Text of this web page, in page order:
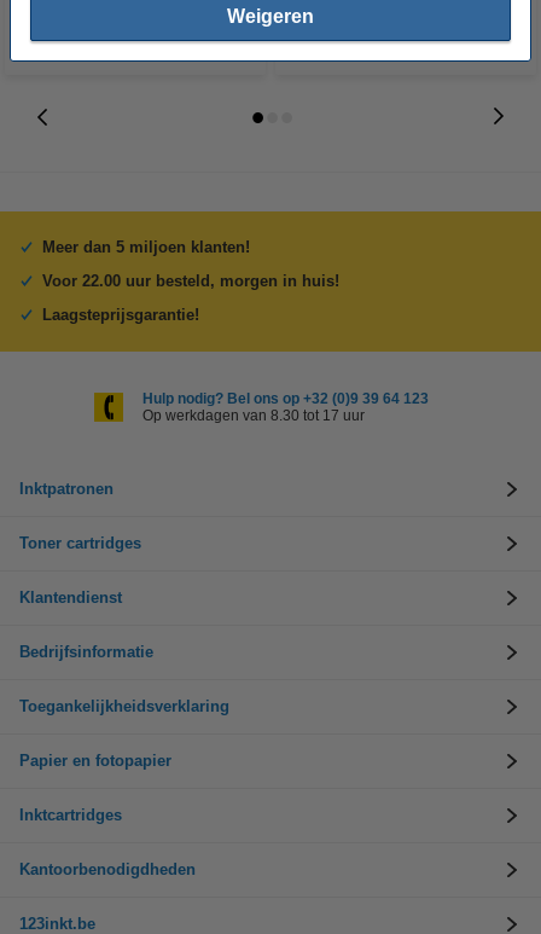
Weigeren
Meer dan 5 miljoen klanten!
Voor 22.00 uur besteld, morgen in huis!
Laagsteprijsgarantie!
Hulp nodig? Bel ons op +32 (0)9 39 64 123
Op werkdagen van 8.30 tot 17 uur
Inktpatronen
Toner cartridges
Klantendienst
Bedrijfsinformatie
Toegankelijkheidsverklaring
Papier en fotopapier
Inktcartridges
Kantoorbenodigdheden
123inkt.be